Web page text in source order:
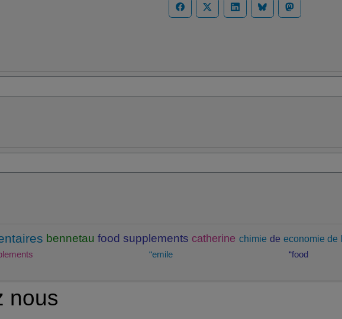
bennetau food supplements catherine chimie de economie de
“emile “food
nous